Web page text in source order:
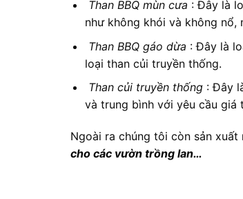
Than BBQ mùn cưa : Đây là
như không khói và không nổ,
Than BBQ gáo dừa : Đây là
loại than củi truyền thống.
Than củi truyền thống : Đây
và trung bình với yêu cầu giá
Ngoài ra chúng tôi còn sản xuất
cho các vườn trồng lan…